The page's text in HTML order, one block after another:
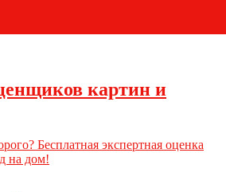
картин и
Бесплатная экспертная оценка
на дом!